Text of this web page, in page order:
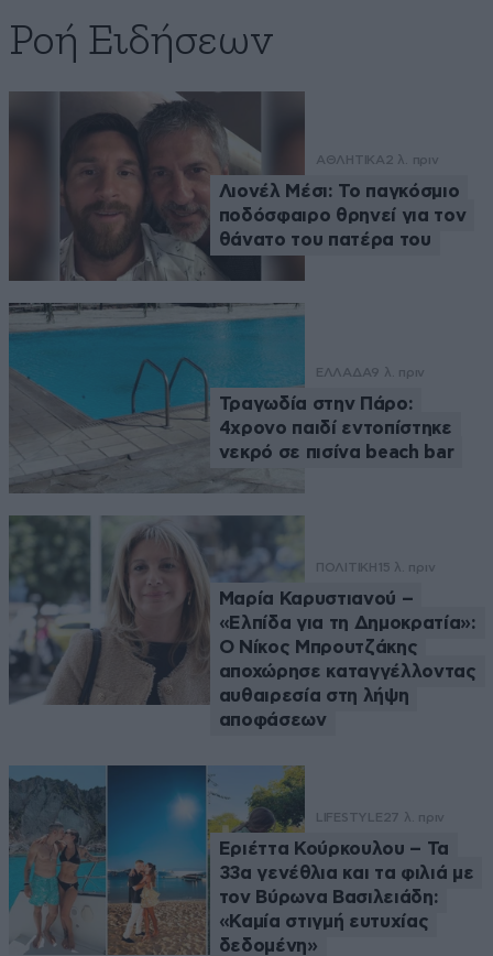
Ροή Ειδήσεων
ΑΘΛΗΤΙΚΑ2 λ. πριν
Λιονέλ Μέσι: Το παγκόσμιο
ποδόσφαιρο θρηνεί για τον
θάνατο του πατέρα του
ΕΛΛΑΔΑ9 λ. πριν
Τραγωδία στην Πάρο:
4χρονο παιδί εντοπίστηκε
νεκρό σε πισίνα beach bar
ΠΟΛΙΤΙΚΗ 15 λ. πριν
Μαρία Καρυστιανού –
«Ελπίδα για τη Δημοκρατία»:
Ο Νίκος Μπρουτζάκης
αποχώρησε καταγγέλλοντας
αυθαιρεσία στη λήψη
αποφάσεων
LIFESTYLE 27 λ. πριν
Εριέττα Κούρκουλου – Τα
33α γενέθλια και τα φιλιά με
τον Βύρωνα Βασιλειάδη:
«Καμία στιγμή ευτυχίας
δεδομένη»